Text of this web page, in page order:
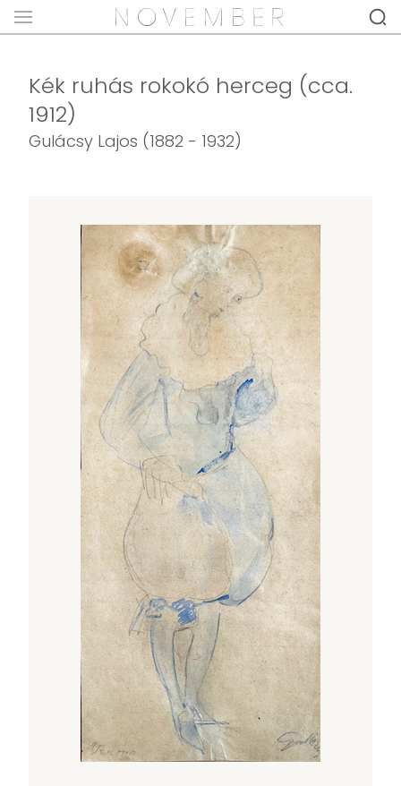
Kék ruhás rokokó herceg (cca.
1912)
Gulácsy Lajos (1882 - 1932)